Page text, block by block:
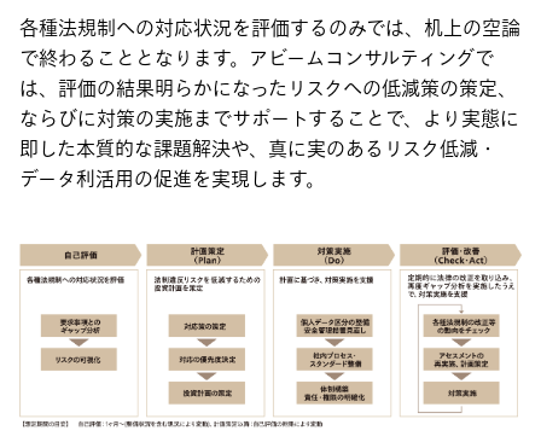
各種法規制への対応状況を評価するのみでは、机上の空論
で終わることとなります。アビームコンサルティングで
は、評価の結果明らかになったリスクへの低減策の策定、
ならびに対策の実施までサポートすることで、より実態に
即した本質的な課題解決や、真に実のあるリスク低減・
データ利活用の促進を実現します。